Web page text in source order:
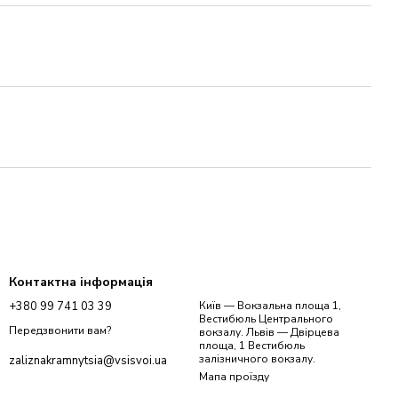
Контактна інформація
+380 99 741 03 39
Передзвонити вам?
zaliznakramnytsia@vsisvoi.ua
Київ — Вокзальна площа 1,
Вестибюль Центрального
вокзалу. Львів — Двірцева
площа, 1 Вестибюль
залізничного вокзалу.
Мапа проїзду